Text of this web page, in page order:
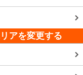
アを変更する